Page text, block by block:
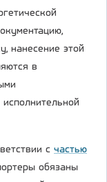
нанесение этой
в
с частью
обязаны